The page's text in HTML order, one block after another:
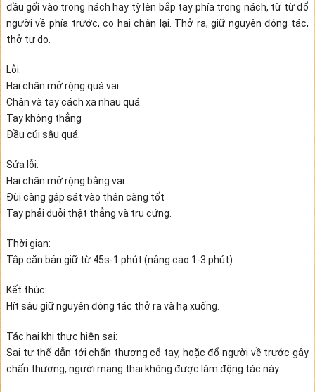
đầu gối vào trong nách hay tỳ lên bắp tay phía trong nách, từ từ đổ
người về phía trước, co hai chân lại. Thở ra, giữ nguyên động tác,
thở tự do.
Lỗi:
Hai chân mở rộng quá vai.
Chân và tay cách xa nhau quá.
Tay không thẳng
Đầu cúi sâu quá.
Sửa lỗi:
Hai chân mở rộng bằng vai.
Đùi càng gập sát vào thân càng tốt
Tay phải duỗi thật thẳng và trụ cứng.
Thời gian:
Tập căn bản giữ từ 45s-1 phút (nâng cao 1-3 phút).
Kết thúc:
Hít sâu giữ nguyên động tác thở ra và hạ xuống.
Tác hại khi thực hiện sai:
Sai tư thế dẫn tới chấn thương cổ tay, hoặc đổ người về trước gây
chấn thương, người mang thai không được làm động tác này.